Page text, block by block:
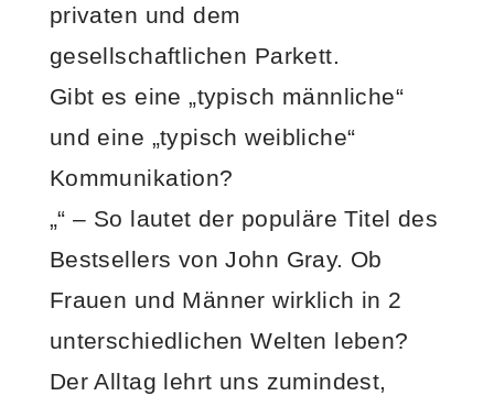
privaten und dem
gesellschaftlichen Parkett.
Gibt es eine „typisch männliche“
und eine „typisch weibliche“
Kommunikation?
„“ – So lautet der populäre Titel des
Bestsellers von John Gray. Ob
Frauen und Männer wirklich in 2
unterschiedlichen Welten leben?
Der Alltag lehrt uns zumindest,